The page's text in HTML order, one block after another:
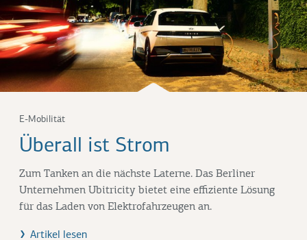
E-Mobilität
Überall ist Strom
Zum Tanken an die nächste Laterne. Das Berliner
Unternehmen Ubitricity bietet eine effiziente Lösung
für das Laden von Elektrofahrzeugen an.
Artikel lesen